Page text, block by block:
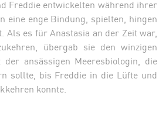
Freddie entwickelten während ihrer
eine enge Bindung, spielten, hingen
Als es für Anastasia an der Zeit war,
übergab sie den winzigen
ansässigen Meeresbiologin, die
sollte, bis Freddie in die Lüfte und
konnte.